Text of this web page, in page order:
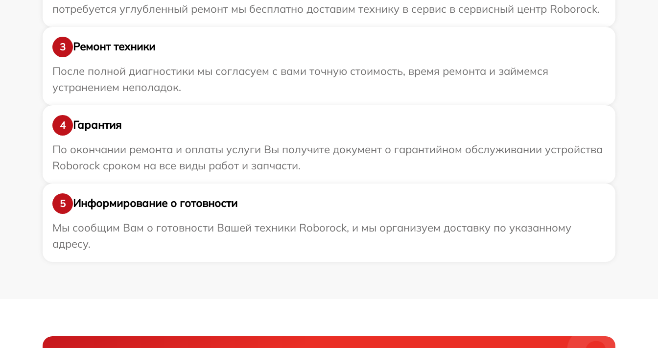
потребуется углубленный ремонт мы бесплатно доставим технику в сервис в сервисный центр Roborock.
3
Ремонт техники
После полной диагностики мы согласуем с вами точную стоимость, время ремонта и займемся
устранением неполадок.
4
Гарантия
По окончании ремонта и оплаты услуги Вы получите документ о гарантийном обслуживании устройства
Roborock сроком на все виды работ и запчасти.
5
Информирование о готовности
Мы сообщим Вам о готовности Вашей техники Roborock, и мы организуем доставку по указанному
адресу.